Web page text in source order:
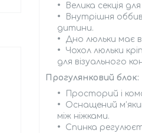
Велика секція
Внутрішня
дитини.
Дно люльки має
Чохол люльки
для візуального
Прогулянковий блок:
Просторий і
Оснащений
між ніжками.
Спинка